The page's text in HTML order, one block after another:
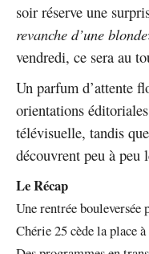
soir réserve une
revanche d’une blonde
vendredi, ce sera au
Un parfum d’attente
orientations
télévisuelle, tandis
découvrent peu à peu
Le Récap
Une rentrée
Chérie 25 cède la place